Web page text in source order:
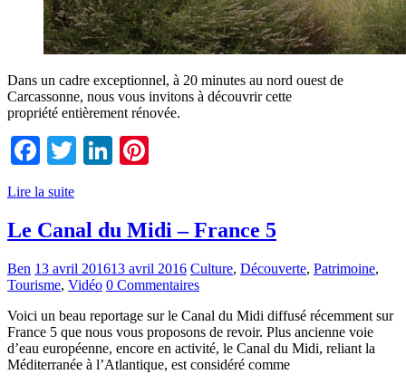
Dans un cadre exceptionnel, à 20 minutes au nord ouest de
Carcassonne, nous vous invitons à découvrir cette
propriété entièrement rénovée.
Facebook
TwitterLinkedIn
Lire la suite
Le Canal du Midi – France 5
Ben 13 avril 201613 avril 2016 Culture, Découverte, Patrimoine,
Tourisme, Vidéo 0 Commentaires
Voici un beau reportage sur le Canal du Midi diffusé récemment sur
France 5 que nous vous proposons de revoir. Plus ancienne voie
d’eau européenne, encore en activité, le Canal du Midi, reliant la
Méditerranée à l’Atlantique, est considéré comme